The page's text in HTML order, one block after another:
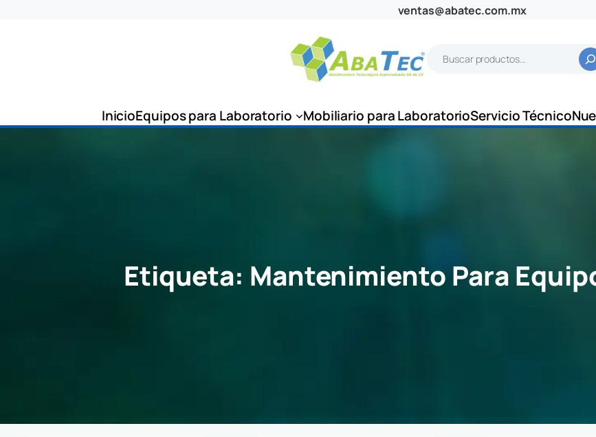
ventas@abatec.com.mx
c
a
InicioEquipos para Laboratorio Mobiliario para LaboratorioServicio Técnico
Etiqueta: Mantenimiento Para